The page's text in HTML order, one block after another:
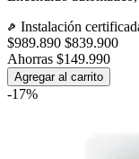
Instalación
$989.890 $839.900
Ahorras $149.990
Agregar al carrito
-17%